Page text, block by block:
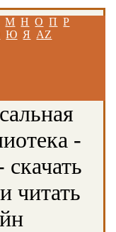
М Н О П Р
Ю Я AZ
-
читать